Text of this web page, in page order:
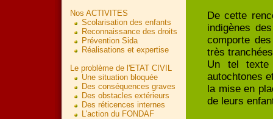
Nos ACTIVITES
Scolarisation des enfants
Reconnaissance des droits
Prévention Sida
Réalisations et expertise
Le problème de l'ETAT CIVIL
Une situation bloquée
Des conséquences graves
Des obstacles extérieurs
Des réticences internes
L'action du FONDAF
De cette
indigènes
comporte
très
Un tel texte
autochtones
la mise en
de leurs